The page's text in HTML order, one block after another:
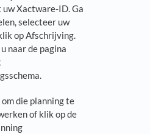
uw Xactware-ID. Ga
selecteer uw
op Afschrijving.
naar de pagina
die planning te
of klik op de